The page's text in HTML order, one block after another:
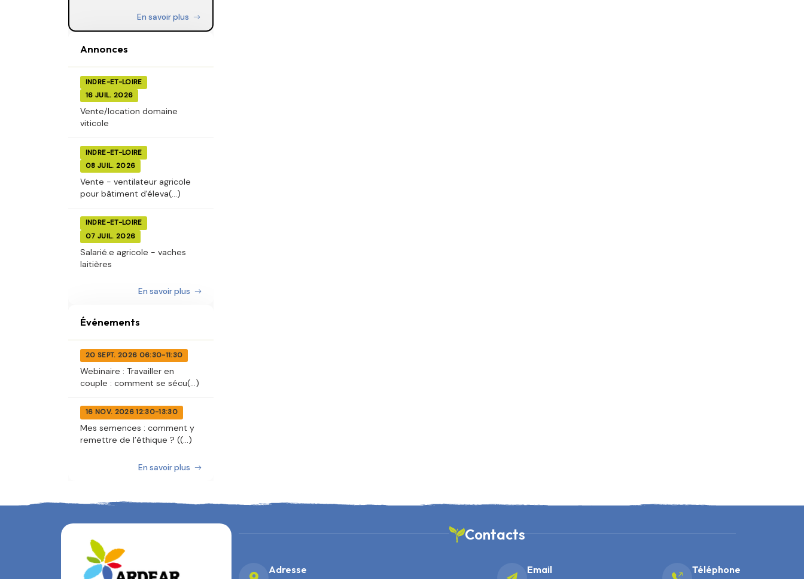
En savoir plus
Annonces
INDRE-ET-LOIRE
16 JUIL. 2026
Vente/location domaine
viticole
INDRE-ET-LOIRE
08 JUIL. 2026
Vente - ventilateur agricole
pour bâtiment d'éleva(...)
INDRE-ET-LOIRE
07 JUIL. 2026
Salarié.e agricole - vaches
laitières
En savoir plus
Événements
20 SEPT. 2026 06:30-11:30
Webinaire : Travailler en
couple : comment se sécu(...)
16 NOV. 2026 12:30-13:30
Mes semences : comment y
remettre de l’éthique ? ((...)
En savoir plus
Contacts
Adresse Email Téléphone